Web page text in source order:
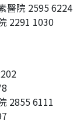
醫院 2595 6224
2291 1030
2855 6111